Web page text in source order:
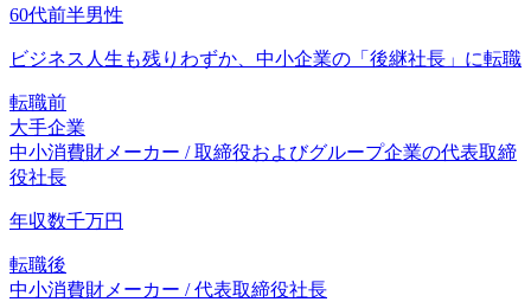
60代前半男性
ビジネス人生も残りわずか、中小企業の「後継社長」に転職
転職前
大手企業
中小消費財メーカー / 取締役およびグループ企業の代表取締
役社長
年収数千万円
転職後
中小消費財メーカー / 代表取締役社長